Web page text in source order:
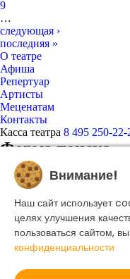
9
…
следующая ›
последняя »
О театре
Афиша
Репертуар
Артисты
Меценатам
Контакты
Касса театра 8 495 250-22-
Форма поиска
Поиск
© 2025 Музыкальный
Политика
Создание сайта -Dillix
Внимание!
Наш сайт использует
целях улучшения
пользоваться сайтом,
конфиденциальности